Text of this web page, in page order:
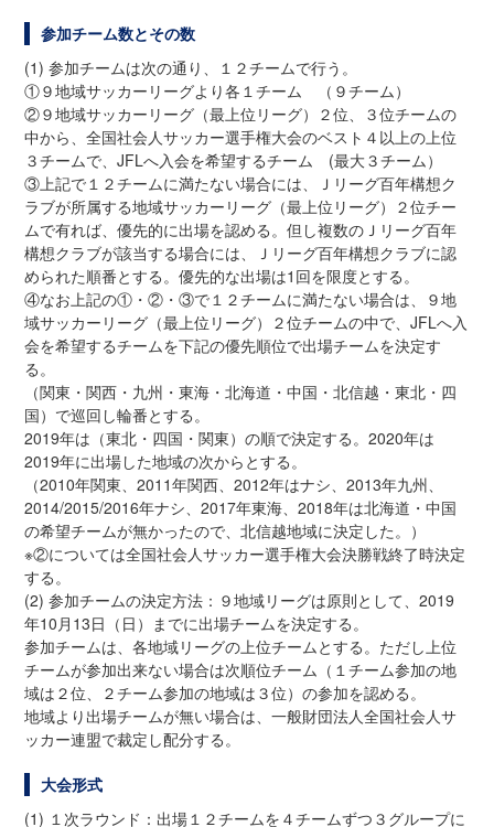
参加チーム数とその数
(1) 参加チームは次の通り、１２チームで行う。
①９地域サッカーリーグより各１チーム （９チーム）
②９地域サッカーリーグ（最上位リーグ）２位、３位チームの
中から、全国社会人サッカー選手権大会のベスト４以上の上位
３チームで、JFLへ入会を希望するチーム (最大３チーム）
③上記で１２チームに満たない場合には、Ｊリーグ百年構想ク
ラブが所属する地域サッカーリーグ（最上位リーグ）２位チー
ムで有れば、優先的に出場を認める。但し複数のＪリーグ百年
構想クラブが該当する場合には、Ｊリーグ百年構想クラブに認
められた順番とする。優先的な出場は1回を限度とする。
④なお上記の①・②・③で１２チームに満たない場合は、９地
域サッカーリーグ（最上位リーグ）２位チームの中で、JFLへ入
会を希望するチームを下記の優先順位で出場チームを決定す
る。
（関東・関西・九州・東海・北海道・中国・北信越・東北・四
国）で巡回し輪番とする。
2019年は（東北・四国・関東）の順で決定する。2020年は
2019年に出場した地域の次からとする。
（2010年関東、2011年関西、2012年はナシ、2013年九州、
2014/2015/2016年ナシ、2017年東海、2018年は北海道・中国
の希望チームが無かったので、北信越地域に決定した。）
※②については全国社会人サッカー選手権大会決勝戦終了時決定
する。
(2) 参加チームの決定方法：９地域リーグは原則として、2019
年10月13日（日）までに出場チームを決定する。
参加チームは、各地域リーグの上位チームとする。ただし上位
チームが参加出来ない場合は次順位チーム（１チーム参加の地
域は２位、２チーム参加の地域は３位）の参加を認める。
地域より出場チームが無い場合は、一般財団法人全国社会人サ
ッカー連盟で裁定し配分する。
大会形式
(1) １次ラウンド：出場１２チームを４チームずつ３グループに